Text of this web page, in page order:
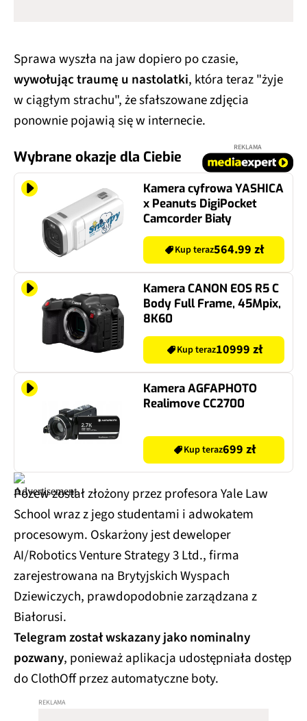
Sprawa wyszła na jaw dopiero po czasie,
wywołując traumę u nastolatki, która teraz "żyje
w ciągłym strachu", że sfałszowane zdjęcia
ponownie pojawią się w internecie.​
Wybrane okazje dla Ciebie
REKLAMA
Kamera cyfrowa YASHICA
x Peanuts DigiPocket
Camcorder Biały
Kup teraz564.99 zł
Kamera CANON EOS R5 C
Body Full Frame, 45Mpix,
8K60
Kup teraz10999 zł
Kamera AGFAPHOTO
Realimove CC2700
Kup teraz699 zł
Pozew został złożony przez profesora Yale Law
School wraz z jego studentami i adwokatem
procesowym. Oskarżony jest deweloper
AI/Robotics Venture Strategy 3 Ltd., firma
zarejestrowana na Brytyjskich Wyspach
Dziewiczych, prawdopodobnie zarządzana z
Białorusi.
Telegram został wskazany jako nominalny
pozwany, ponieważ aplikacja udostępniała dostęp
do ClothOff przez automatyczne boty.​